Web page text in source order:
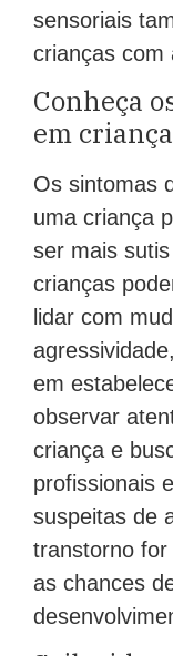
sensoriais
crianças com
Conheça
em
Os sintomas
uma criança
ser mais
crianças
lidar com
em
observar
criança e
profissionais
suspeitas de
transtorno
as chances